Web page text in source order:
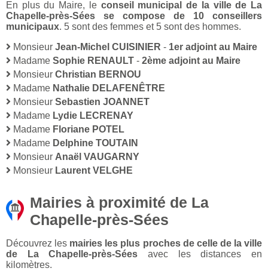
En plus du Maire, le conseil municipal de la ville de La
Chapelle-près-Sées se compose de 10 conseillers
municipaux. 5 sont des femmes et 5 sont des hommes.
Monsieur Jean-Michel CUISINIER - 1er adjoint au Maire
Madame Sophie RENAULT - 2ème adjoint au Maire
Monsieur Christian BERNOU
Madame Nathalie DELAFENÊTRE
Monsieur Sebastien JOANNET
Madame Lydie LECRENAY
Madame Floriane POTEL
Madame Delphine TOUTAIN
Monsieur Anaël VAUGARNY
Monsieur Laurent VELGHE
Mairies à proximité de La
Chapelle-près-Sées
Découvrez les mairies les plus proches de celle de la ville
de La Chapelle-près-Sées avec les distances en
kilomètres.